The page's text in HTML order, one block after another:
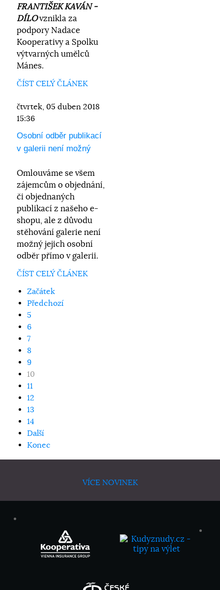
FRANTIŠEK KAVÁN -
DÍLOvznikla za
podpory Nadace
Kooperativy a Spolku
výtvarných umělců
Mánes.
ČÍST CELÝ ČLÁNEK
čtvrtek, 05 duben 2018
15:36
Osobní odběr publikací
v galerii není možný
Omlouváme se všem
zájemcům o objednání,
či objednaných
publikací z našeho e-
shopu, ale z důvodu
stěhování galerie není
možný jejich osobní
odběr přímo v galerii.
ČÍST CELÝ ČLÁNEK
Začátek
Předchozí
5
6
7
8
9
10
11
12
13
14
Další
Konec
VÍCE NOVINEK